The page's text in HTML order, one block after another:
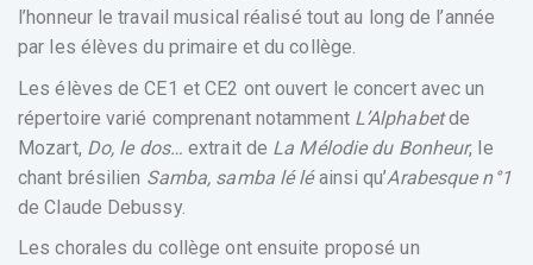
l’honneur le travail musical réalisé tout au long de l’année
par les élèves du primaire et du collège.
Les élèves de CE1 et CE2 ont ouvert le concert avec un
répertoire varié comprenant notamment L’Alphabetde
Mozart, Do, le dos… extrait de La Mélodie du Bonheur, le
chant brésilien Samba, samba lé léainsi qu’Arabesque n°1
de Claude Debussy.
Les chorales du collège ont ensuite proposé un